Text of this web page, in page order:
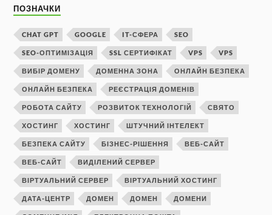
ПОЗНАЧКИ
CHAT GPT GOOGLE IT-СФЕРА SEO
SEO-ОПТИМІЗАЦІЯ SSL СЕРТИФІКАТ VPS VPS
ВИБІР ДОМЕНУ ДОМЕННА ЗОНА ОНЛАЙН БЕЗПЕКА
ОНЛАЙН БЕЗПЕКА РЕЄСТРАЦІЯ ДОМЕНІВ
РОБОТА САЙТУ РОЗВИТОК ТЕХНОЛОГІЙ СВЯТО
ХОСТИНГ ХОСТИНГ ШТУЧНИЙ ІНТЕЛЕКТ
БЕЗПЕКА САЙТУ БІЗНЕС-РІШЕННЯ ВЕБ-САЙТ
ВЕБ-САЙТ ВИДІЛЕНИЙ СЕРВЕР
ВІРТУАЛЬНИЙ СЕРВЕР ВІРТУАЛЬНИЙ ХОСТИНГ
ДАТА-ЦЕНТР ДОМЕН ДОМЕН ДОМЕНИ